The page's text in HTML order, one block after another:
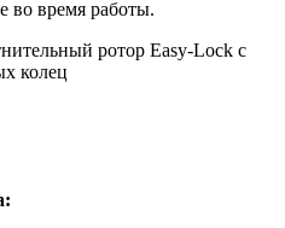
во время работы.
ротор Easy-Lock с
колец